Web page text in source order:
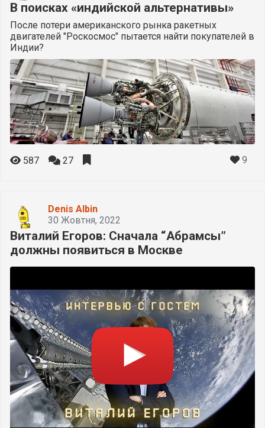
В поисках «индийской альтернативы»
После потери американского рынка ракетных
двигателей "Роскосмос" пытается найти покупателей в
Индии?
587 27 9
Denis Albin
30 Жовтня, 2022
Виталий Егоров: Сначала “Абрамсы”
должны появиться в Москве